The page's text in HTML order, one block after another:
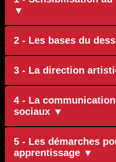
▼
2 - Les bases du
3 - La direction
4 - La
sociaux ▼
5 - Les démarches
apprentissage ▼